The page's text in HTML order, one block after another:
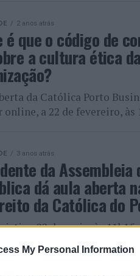
My Personal Information
2 anos atrás
é que o código de
a cultura ética da
da Católica Porto
a 22 de fevereiro, às
3 anos atrás
da Assembleia
dá aula aberta
da Católica do
a 22 de maio, às 11h15,